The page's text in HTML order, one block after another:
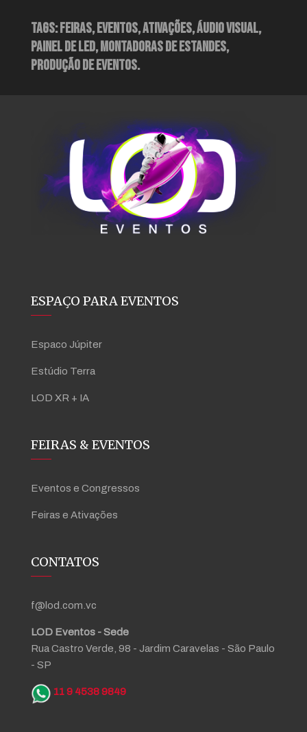
Tags: feiras, eventos, ativações, áudio visual,
painel de led, montadoras de estandes,
produção de eventos.
ESPAÇO PARA EVENTOS
Espaco Júpiter
Estúdio Terra
LOD XR + IA
FEIRAS & EVENTOS
Eventos e Congressos
Feiras e Ativações
CONTATOS
f@lod.com.vc
LOD Eventos - Sede
Rua Castro Verde, 98 - Jardim Caravelas - São Paulo
- SP
11 9 4538 9849